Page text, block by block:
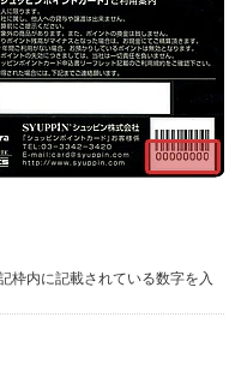
枠内に記載されている数字を入